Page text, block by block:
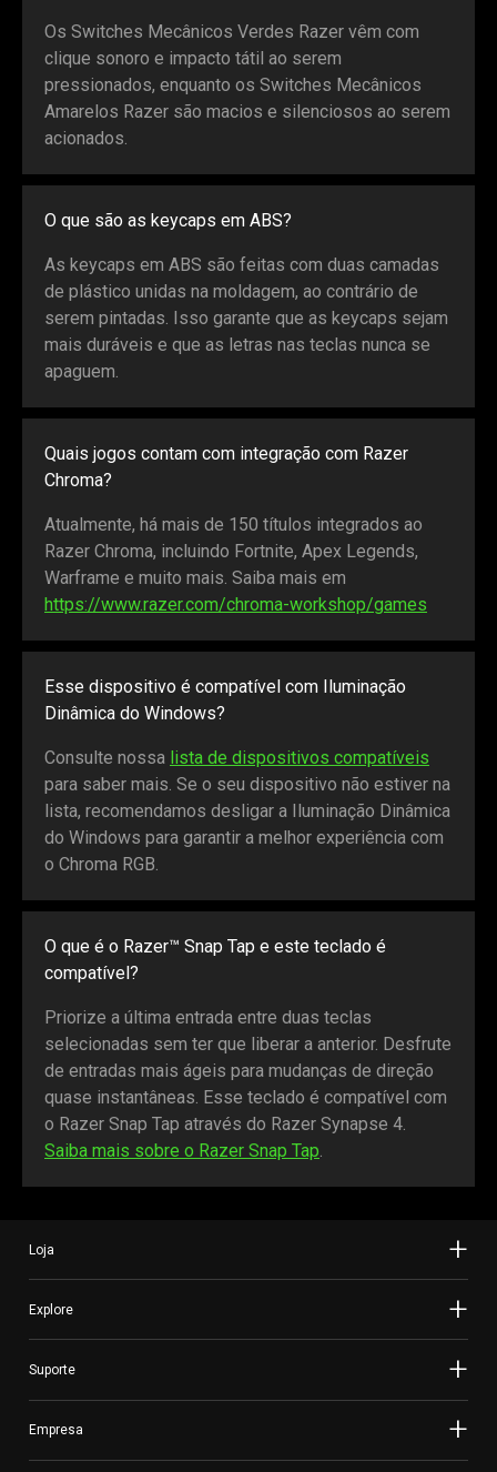
Os Switches Mecânicos Verdes Razer vêm com
clique sonoro e impacto tátil ao serem
pressionados, enquanto os Switches Mecânicos
Amarelos Razer são macios e silenciosos ao serem
acionados.
O que são as keycaps em ABS?
As keycaps em ABS são feitas com duas camadas
de plástico unidas na moldagem, ao contrário de
serem pintadas. Isso garante que as keycaps sejam
mais duráveis e que as letras nas teclas nunca se
apaguem.
Quais jogos contam com integração com Razer
Chroma?
Atualmente, há mais de 150 títulos integrados ao
Razer Chroma, incluindo Fortnite, Apex Legends,
Warframe e muito mais. Saiba mais em
https://www.razer.com/chroma-workshop/games
Esse dispositivo é compatível com Iluminação
Dinâmica do Windows?
Consulte nossa lista de dispositivos compatíveis
para saber mais. Se o seu dispositivo não estiver na
lista, recomendamos desligar a Iluminação Dinâmica
do Windows para garantir a melhor experiência com
o Chroma RGB.
O que é o Razer™ Snap Tap e este teclado é
compatível?
Priorize a última entrada entre duas teclas
selecionadas sem ter que liberar a anterior. Desfrute
de entradas mais ágeis para mudanças de direção
quase instantâneas. Esse teclado é compatível com
o Razer Snap Tap através do Razer Synapse 4.
Saiba mais sobre o Razer Snap Tap.
Loja
Explore
Suporte
Empresa